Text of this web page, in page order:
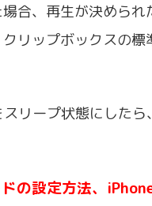
合、再生が決めら
リップボックスの標
リープ状態にした
の設定方法、